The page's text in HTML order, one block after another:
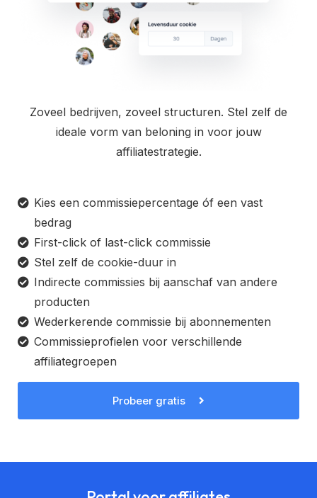
Zoveel bedrijven, zoveel structuren. Stel zelf de
ideale vorm van beloning in voor jouw
affiliatestrategie.
Kies een commissiepercentage óf een vast
bedrag
First-click of last-click commissie
Stel zelf de cookie-duur in
Indirecte commissies bij aanschaf van andere
producten
Wederkerende commissie bij abonnementen
Commissieprofielen voor verschillende
affiliategroepen
Probeer gratis